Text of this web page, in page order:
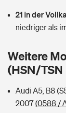
Hochwasser-
Wer versichert
Private
Wer versichert
Sie haben Fragen?
Rentenrechner:
21 in der
niedriger als
Weitere
(HSN/
Audi A5, B8
2007(0588 /